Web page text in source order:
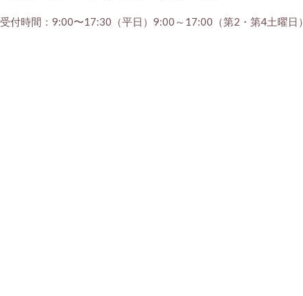
受付時間：9:00〜17:30（平日）9:00～17:00（第2・第4土曜日）